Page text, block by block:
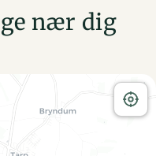
nær dig